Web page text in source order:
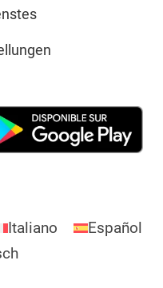
Italiano
Español